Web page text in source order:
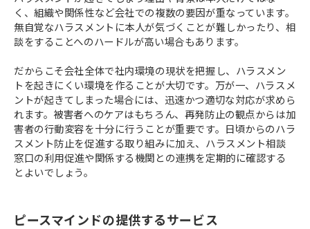
く、組織や関係性など会社での複数の要因が重なっています。
無自覚なハラスメントに本人が気づくことが難しかったり、相
談をすることへのハードルが高い場合もあります。
だからこそ会社全体で社内環境の現状を把握し、ハラスメン
トを起きにくい環境を作ることが大切です。万が一、ハラスメ
ントが起きてしまった場合には、迅速かつ適切な対応が求めら
れます。被害者へのケアはもちろん、再発防止の観点からは加
害者の行動変容を十分に行うことが重要です。日頃からのハラ
スメント防止を促進する取り組みに加え、ハラスメント相談
窓口の利用促進や関係する機関との連携を定期的に確認する
とよいでしょう。
ピースマインドの提供するサービス